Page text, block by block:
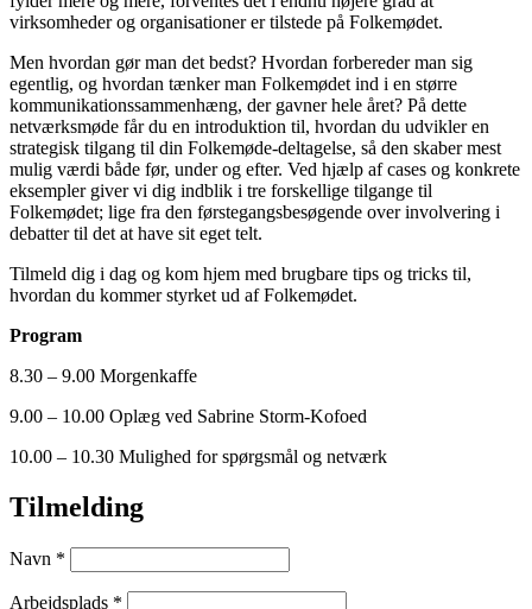
virksomheder og organisationer er tilstede på Folkemødet.
Men hvordan gør man det bedst? Hvordan forbereder man sig
egentlig, og hvordan tænker man Folkemødet ind i en større
kommunikationssammenhæng, der gavner hele året? På dette
netværksmøde får du en introduktion til, hvordan du udvikler en
strategisk tilgang til din Folkemøde-deltagelse, så den skaber mest
mulig værdi både før, under og efter. Ved hjælp af cases og konkrete
eksempler giver vi dig indblik i tre forskellige tilgange til
Folkemødet; lige fra den førstegangsbesøgende over involvering i
debatter til det at have sit eget telt.
Tilmeld dig i dag og kom hjem med brugbare tips og tricks til,
hvordan du kommer styrket ud af Folkemødet.
Program
8.30 – 9.00 Morgenkaffe
9.00 – 10.00 Oplæg ved Sabrine Storm-Kofoed
10.00 – 10.30 Mulighed for spørgsmål og netværk
Tilmelding
Navn *
Arbejdsplads *